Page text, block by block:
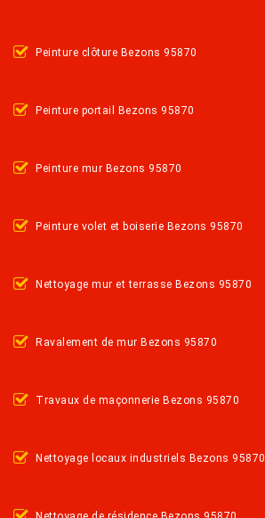
Peinture clôture Bezons 95870
Peinture portail Bezons 95870
Peinture mur Bezons 95870
Peinture volet et boiserie Bezons 95870
Nettoyage mur et terrasse Bezons 95870
Ravalement de mur Bezons 95870
Travaux de maçonnerie Bezons 95870
Nettoyage locaux industriels Bezons 95870